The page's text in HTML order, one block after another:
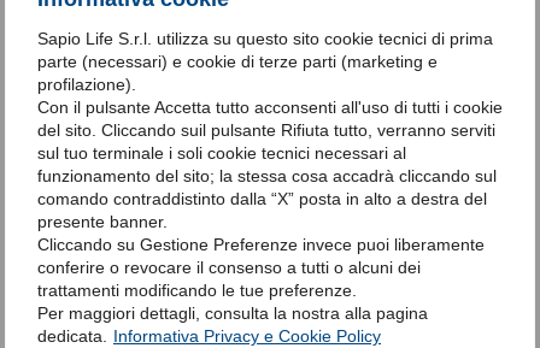
Sapio Life S.r.l. utilizza su questo sito cookie tecnici di prima
parte (necessari) e cookie di terze parti (marketing e
profilazione).
Con il pulsante Accetta tutto acconsenti all'uso di tutti i cookie
del sito. Cliccando suil pulsante Rifiuta tutto, verranno serviti
sul tuo terminale i soli cookie tecnici necessari al
funzionamento del sito; la stessa cosa accadrà cliccando sul
comando contraddistinto dalla “X” posta in alto a destra del
presente banner.
Cliccando su Gestione Preferenze invece puoi liberamente
conferire o revocare il consenso a tutti o alcuni dei
trattamenti modificando le tue preferenze.
Per maggiori dettagli, consulta la nostra alla pagina
dedicata.
Informativa Privacy e Cookie Policy
aumento di anidride carbonica nel sangue, in
assenza di altre cause note di ipoventilazione, come
una BPCO (broncopneumopatia cronica ostruttiva).
Continua
Perché si russa?
Vibrazioni (poco) positive.
Il russamentoè un fenomeno molto diffuso, ma
altrettanto trascurato, in quanto si tende a credere,